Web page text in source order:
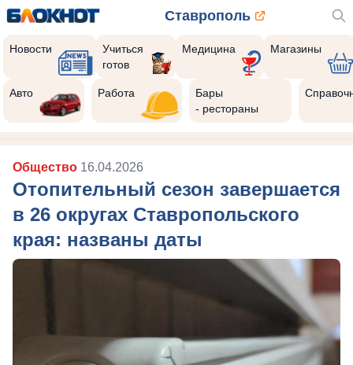
Ставрополь
Новости
Учиться
готов
Медицина Магазины
Авто Работа
Бары
- рестораны
Общество 16.04.2026
Отопительный сезон завершается
в 26 округах Ставропольского
края: названы даты